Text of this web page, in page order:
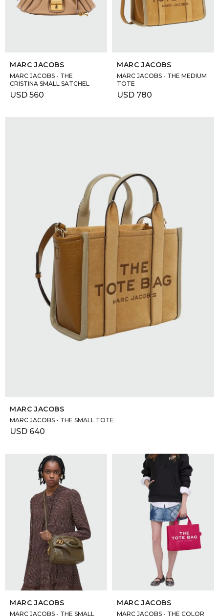
MARC JACOBS
MARC JACOBS - THE
CRISTINA SMALL SATCHEL
USD 560
MARC JACOBS
MARC JACOBS - THE MEDIUM
TOTE
USD 780
MARC JACOBS
MARC JACOBS - THE SMALL TOTE
USD 640
SELECCIONAR TALLE
MARC JACOBS
MARC JACOBS - THE SMALL
SELECCIONAR TALLE
MARC JACOBS
MARC JACOBS - THE COLOR